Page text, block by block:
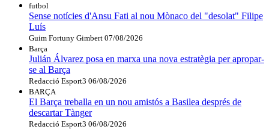
futbol
Sense notícies d'Ansu Fati al nou Mònaco del "desolat" Filipe
Luís
Guim Fortuny Gimbert 07/08/2026
Barça
Julián Álvarez posa en marxa una nova estratègia per apropar-
se al Barça
Redacció Esport3 06/08/2026
BARÇA
El Barça treballa en un nou amistós a Basilea després de
descartar Tànger
Redacció Esport3 06/08/2026